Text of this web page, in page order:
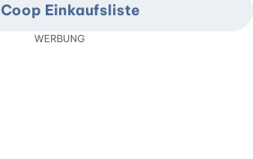
Coop Einkaufsliste
WERBUNG